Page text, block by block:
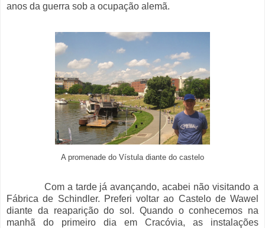
anos da guerra sob a ocupação alemã.
A promenade do Vístula diante do castelo
Com a tarde já avançando, acabei não visitando a
Fábrica de Schindler. Preferi voltar ao Castelo de Wawel
diante da reaparição do sol. Quando o conhecemos na
manhã do primeiro dia em Cracóvia, as instalações